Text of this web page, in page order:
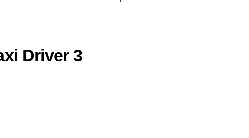
Driver 3